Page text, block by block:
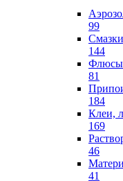
99
144
Флюсы
81
184
Клеи,
169
46
41